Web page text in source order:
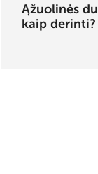
Ąžuolinės
kaip derinti?